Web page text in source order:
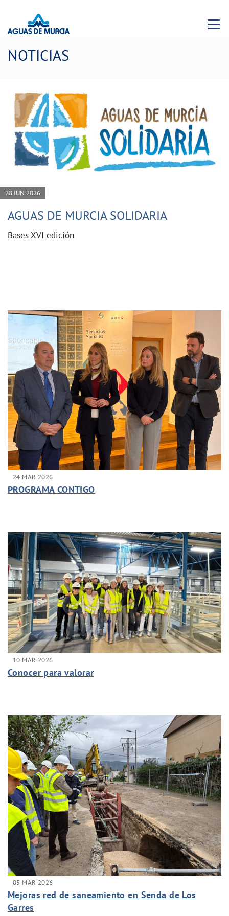
Menu
NOTICIAS
28 JUN 2026
AGUAS DE MURCIA SOLIDARIA
Bases XVI edición
24 MAR 2026
PROGRAMA CONTIGO
10 MAR 2026
Conocer para valorar
05 MAR 2026
Mejoras red de saneamiento en Senda de Los
Garres